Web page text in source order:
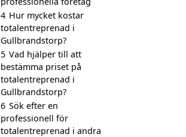
4 Hur mycket kostar
totalentreprenad i
Gullbrandstorp?
5 Vad hjälper till att
bestämma priset på
totalentreprenad i
Gullbrandstorp?
6 Sök efter en
professionell för
totalentreprenad i andra